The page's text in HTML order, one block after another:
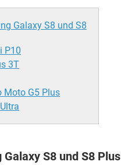
Galaxy S8 und S8
P10
3T
Moto G5 Plus
Galaxy S8 und S8 Plus